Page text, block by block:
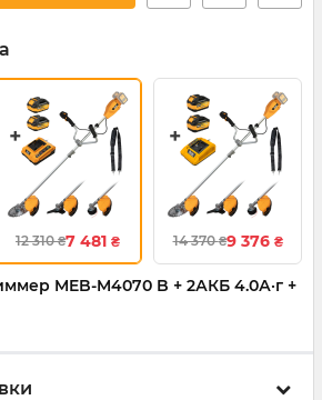
12 310₴7 481 ₴ 14 370₴9 376 ₴
MEB-M4070 B + 2АКБ 4.0А·г +